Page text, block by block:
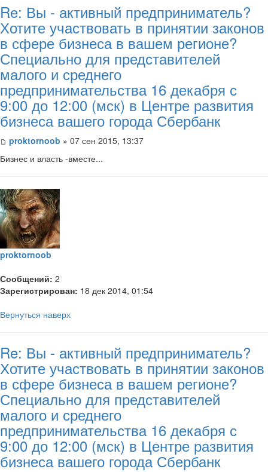
Re: Вы - активный предприниматель?
Хотите участвовать в принятии законов
в сфере бизнеса в вашем регионе?
Специально для представителей
малого и среднего
предпринимательства 16 декабря с
9:00 до 12:00 (мск) в Центре развития
бизнеса вашего города Сбербанк
proktornoob » 07 сен 2015, 13:37
Бизнес и власть -вместе...
proktornoob
Сообщений: 2
Зарегистрирован: 18 дек 2014, 01:54
Вернуться наверх
Re: Вы - активный предприниматель?
Хотите участвовать в принятии законов
в сфере бизнеса в вашем регионе?
Специально для представителей
малого и среднего
предпринимательства 16 декабря с
9:00 до 12:00 (мск) в Центре развития
бизнеса вашего города Сбербанк